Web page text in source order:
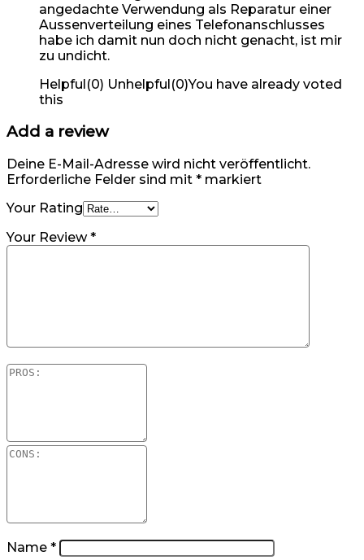
angedachte Verwendung als Reparatur einer
Aussenverteilung eines Telefonanschlusses
habe ich damit nun doch nicht genacht, ist mir
zu undicht.
Helpful(0) Unhelpful(0)You have already voted
this
Add a review
Deine E-Mail-Adresse wird nicht veröffentlicht.
Erforderliche Felder sind mit * markiert
Your Rating
Your Review*
Name *